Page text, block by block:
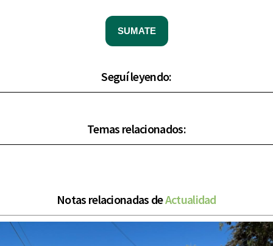
SUMATE
Seguí leyendo:
Temas relacionados:
Notas relacionadas deActualidad